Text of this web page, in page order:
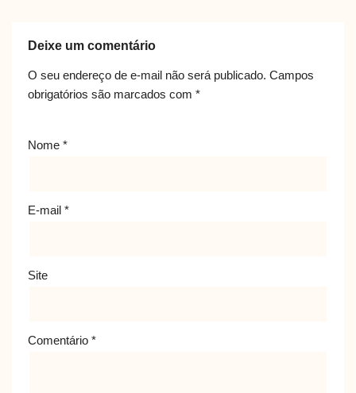
Deixe um comentário
O seu endereço de e-mail não será publicado. Campos
obrigatórios são marcados com *
Nome *
E-mail *
Site
Comentário *